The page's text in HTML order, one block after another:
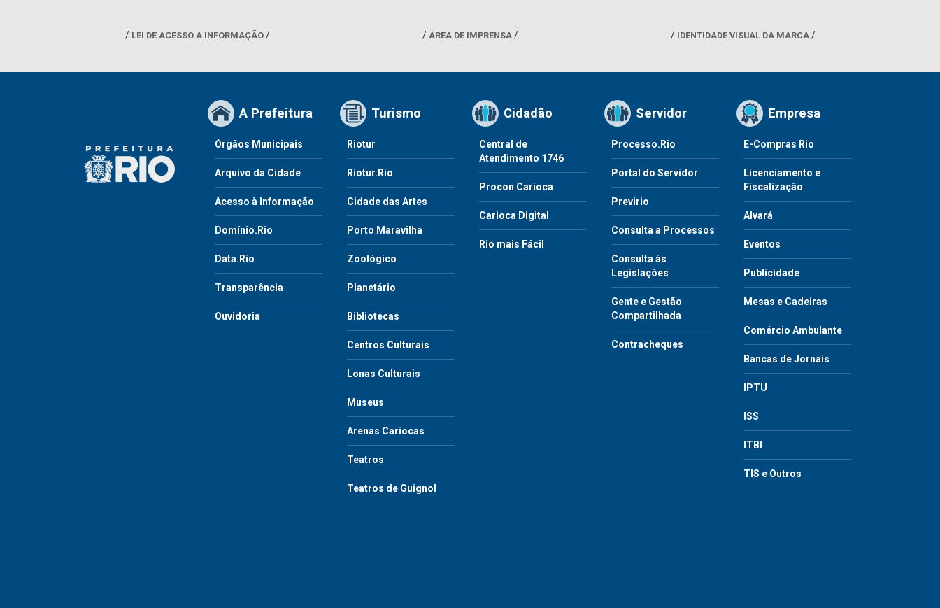
LEI DE ACESSO À INFORMAÇÃO ÁREA DE IMPRENSA IDENTIDADE VISUAL DA MARCA
A Prefeitura
Órgãos Municipais
Arquivo da Cidade
Acesso à Informação
Domínio.Rio
Data.Rio
Transparência
Ouvidoria
Turismo
Riotur
Riotur.Rio
Cidade das Artes
Porto Maravilha
Zoológico
Planetário
Bibliotecas
Centros Culturais
Lonas Culturais
Museus
Arenas Cariocas
Teatros
Teatros de Guignol
Cidadão
Central de
Atendimento 1746
Procon Carioca
Carioca Digital
Rio mais Fácil
Servidor
Processo.Rio
Portal do Servidor
Previrio
Consulta a Processos
Consulta às
Legislações
Gente e Gestão
Compartilhada
Contracheques
Empresa
E-Compras Rio
Licenciamento e
Fiscalização
Alvará
Eventos
Publicidade
Mesas e Cadeiras
Comércio Ambulante
Bancas de Jornais
IPTU
ISS
ITBI
TIS e Outros